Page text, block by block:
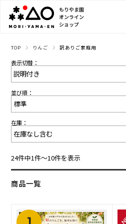
もりやま園
オンライン
ショップ
TOP りんご 訳ありご家庭用
表示切替：
並び順：
在庫：
24件中1件〜10件を表示
商品一覧